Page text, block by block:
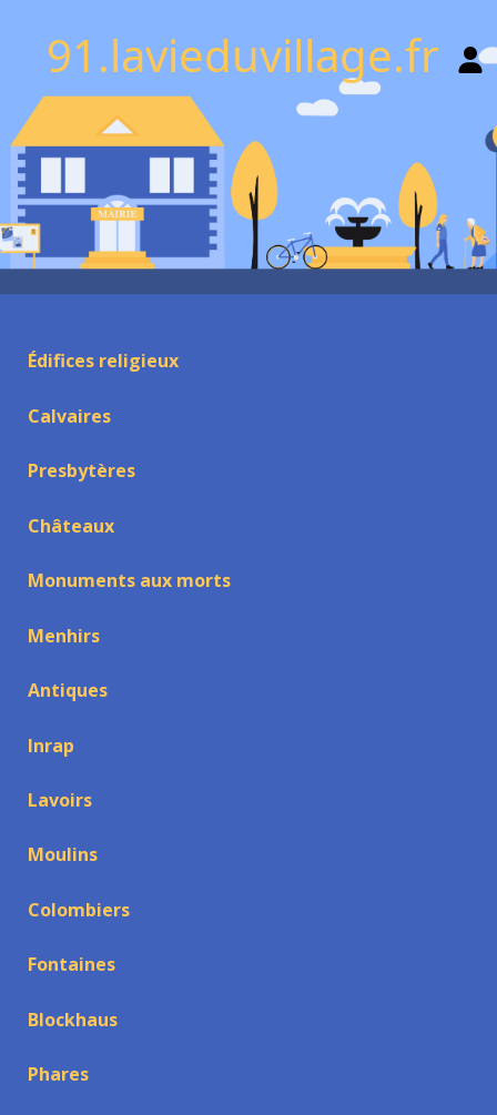
91.lavieduvillage.fr
Édifices religieux
Calvaires
Presbytères
Châteaux
Monuments aux morts
Menhirs
Antiques
Inrap
Lavoirs
Moulins
Colombiers
Fontaines
Blockhaus
Phares